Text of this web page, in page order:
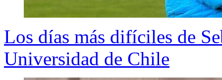
Los días más difíciles de
Universidad de Chile